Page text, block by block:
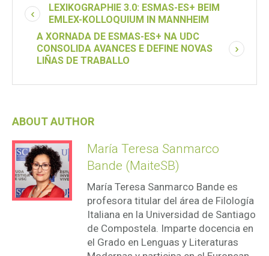
LEXIKOGRAPHIE 3.0: ESMAS-ES+ BEIM
EMLEX-KOLLOQUIUM IN MANNHEIM
A XORNADA DE ESMAS-ES+ NA UDC
CONSOLIDA AVANCES E DEFINE NOVAS
LIÑAS DE TRABALLO
ABOUT AUTHOR
María Teresa Sanmarco
Bande (MaiteSB)
María Teresa Sanmarco Bande es
profesora titular del área de Filología
Italiana en la Universidad de Santiago
de Compostela. Imparte docencia en
el Grado en Lenguas y Literaturas